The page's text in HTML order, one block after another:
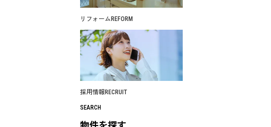
リフォーム REFORM
採用情報 RECRUIT
SEARCH